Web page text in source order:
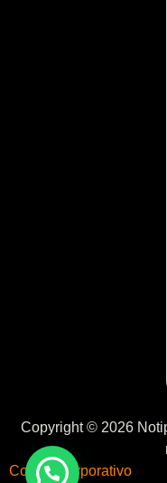
Copyright © 2026
Correo Corporativo